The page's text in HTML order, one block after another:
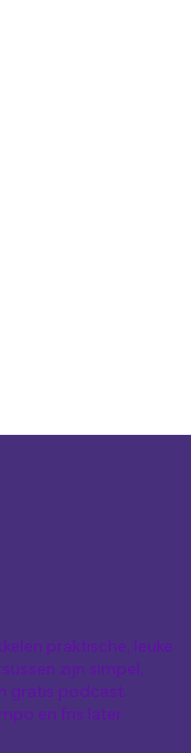
praktische, leuke
zijn simpel,
gratis podcast.
en fris later